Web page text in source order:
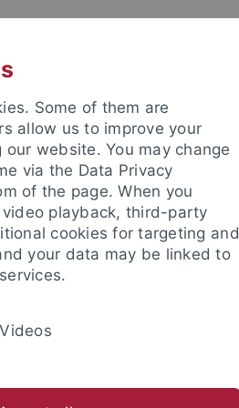
KONTAKT
Some of them are
allow us to improve your
website. You may change
via the Data Privacy
of the page. When you
playback, third-party
cookies for targeting and
your data may be linked to
Videos